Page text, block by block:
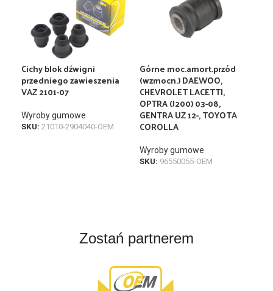
Cichy blok dźwigni
przedniego zawieszenia
VAZ 2101-07
Wyroby gumowe
SKU: 21010-2904040-OEM
Górne moc.amort.przód
(wzmocn.) DAEWOO,
CHEVROLET LACETTI,
OPTRA (J200) 03-08,
GENTRA UZ 12-, TOYOTA
COROLLA
Wyroby gumowe
SKU: 96550055-OEM
Zostań partnerem